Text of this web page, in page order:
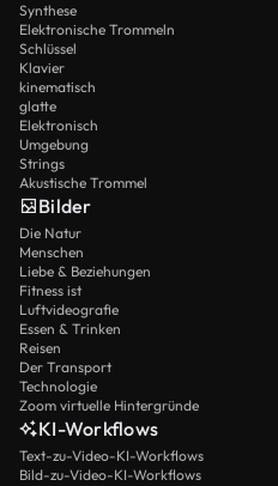
Synthese
Elektronische Trommeln
Schlüssel
Klavier
kinematisch
glatte
Elektronisch
Umgebung
Strings
Akustische Trommel
Bilder
Die Natur
Menschen
Liebe & Beziehungen
Fitness ist
Luftvideografie
Essen & Trinken
Reisen
Der Transport
Technologie
Zoom virtuelle Hintergründe
KI-Workflows
Text-zu-Video-KI-Workflows
Bild-zu-Video-KI-Workflows